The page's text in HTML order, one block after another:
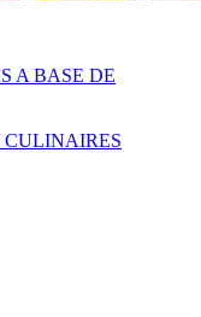
A BASE DE
CULINAIRES